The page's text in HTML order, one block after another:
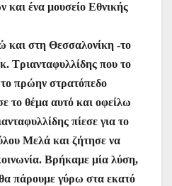
και ένα μουσείο Εθνικής
και στη Θεσσαλονίκη -το
Τριανταφυλλίδης που το
το πρώην στρατόπεδο
το θέμα αυτό και οφείλω
πίεσε για το
Μελά και ζήτησε να
Βρήκαμε μία λύση,
πάρουμε γύρω στα εκατό